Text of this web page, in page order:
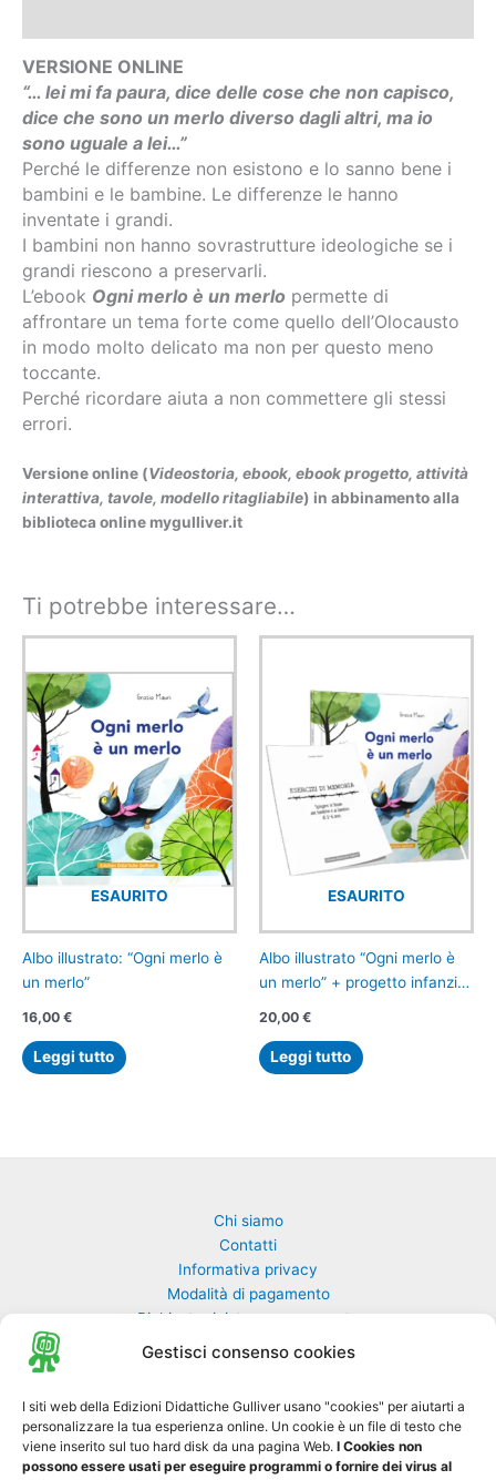
Gestisci consenso cookies
I siti web della Edizioni Didattiche Gulliver usano "cookies" per aiutarti a
personalizzare la tua esperienza online. Un cookie è un file di testo che
viene inserito sul tuo hard disk da una pagina Web. I Cookies non
possono essere usati per eseguire programmi o fornire dei virus al
VERSIONE ONLINE
“… lei mi fa paura, dice delle cose che non capisco,
dice che sono un merlo diverso dagli altri, ma io
sono uguale a lei…”
Perché le differenze non esistono e lo sanno bene i
bambini e le bambine. Le differenze le hanno
inventate i grandi.
I bambini non hanno sovrastrutture ideologiche se i
grandi riescono a preservarli.
L’ebook Ogni merlo è un merlo permette di
affrontare un tema forte come quello dell’Olocausto
in modo molto delicato ma non per questo meno
toccante.
Perché ricordare aiuta a non commettere gli stessi
errori.
Versione online (Videostoria, ebook, ebook progetto, attività
interattiva, tavole, modello ritagliabile) in abbinamento alla
biblioteca online mygulliver.it
Ti potrebbe interessare…
ESAURITO
Albo illustrato: “Ogni merlo è
un merlo”
16,00 €
Leggi tutto
ESAURITO
Albo illustrato “Ogni merlo è
un merlo” + progetto infanzia
ebook volume, ebook
progetto, attività interattive,
tavole, modello ritagliabile)
20,00 €
Leggi tutto
Chi siamo
Contatti
Informativa privacy
Modalità di pagamento
Richiesta rivista non pervenuta
Richiedi una classe di GulliverEdu
Nuovo Gulliver News